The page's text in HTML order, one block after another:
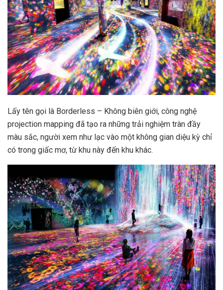
Lấy tên gọi là Borderless – Không biên giới, công nghệ
projection mapping đã tạo ra những trải nghiệm tràn đầy
màu sắc, người xem như lạc vào một không gian diệu kỳ chỉ
có trong giấc mơ, từ khu này đến khu khác.